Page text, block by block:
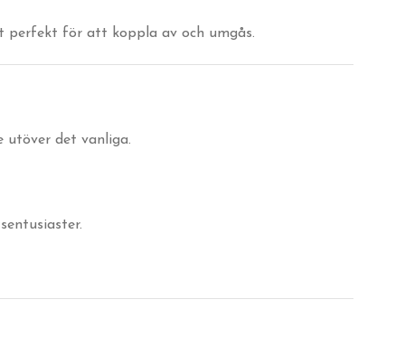
perfekt för att koppla av och umgås.
utöver det vanliga.